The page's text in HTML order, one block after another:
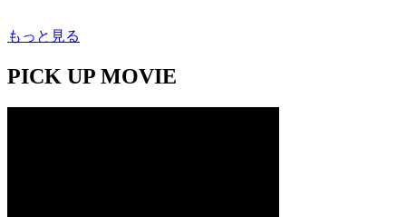
もっと見る
PICK UP MOVIE